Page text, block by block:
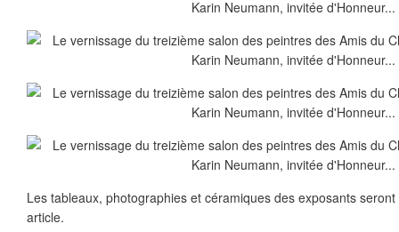
Les tableaux, photographies et céramiques des exposants
article.